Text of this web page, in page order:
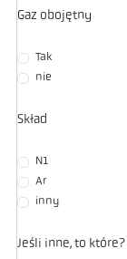
Gaz obojętny
Tak
nie
Skład
N1
Ar
inny
Jeśli inne, to które?